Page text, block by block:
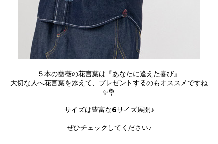
５本の薔薇の花言葉は『あなたに逢えた喜び』
大切な人へ花言葉を添えて、プレゼントするのもオススメですね
✨💐
サイズは豊富な6サイズ展開♪
ぜひチェックしてください♪